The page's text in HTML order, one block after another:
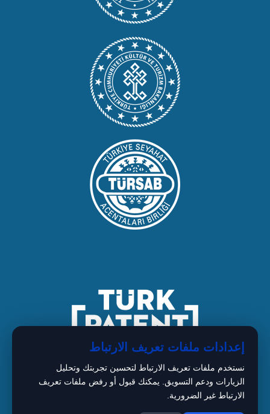
إعدادات ملفات تعريف الارتباط
نستخدم ملفات تعريف الارتباط لتحسين تجربتك وتحليل
الزيارات ودعم التسويق. يمكنك قبول أو رفض ملفات تعريف
الارتباط غير الضرورية.